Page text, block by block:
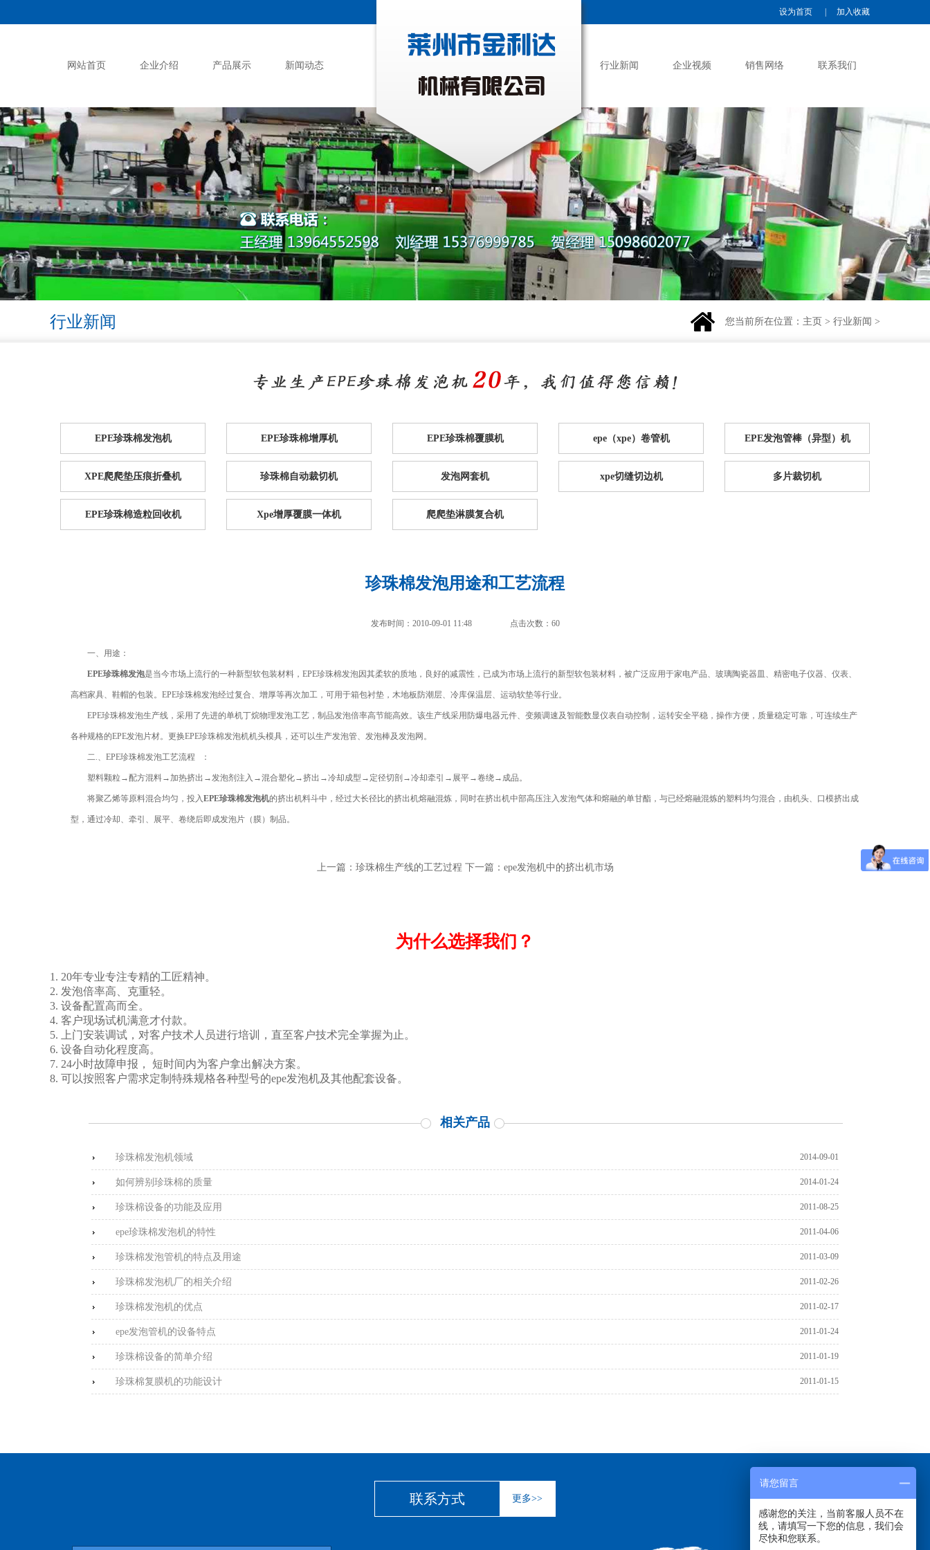
设为首页 加入收藏
网站首页 企业介绍 产品展示 新闻动态 行业新闻 企业视频 销售网络 联系我们
行业新闻 您当前所在位置： 主页 > 行业新闻 >
EPE珍珠棉发泡机 EPE珍珠棉增厚机 EPE珍珠棉覆膜机 epe（xpe）卷管机 EPE发泡管棒（异型）机
XPE爬爬垫压痕折叠机 珍珠棉自动裁切机 发泡网套机 xpe切缝切边机 多片裁切机
EPE珍珠棉造粒回收机 Xpe增厚覆膜一体机 爬爬垫淋膜复合机
珍珠棉发泡用途和工艺流程
发布时间：2010-09-01 11:48 点击次数：60
一、用途：
EPE珍珠棉发泡是当今市场上流行的一种新型软包装材料，EPE珍珠棉发泡因其柔软的质地，良好的减震性，已成为市场上流行的新型软包装材料，被广泛应用于家电产品、玻璃陶瓷器皿、精密电子仪器、仪表、
高档家具、鞋帽的包装。EPE珍珠棉发泡经过复合、增厚等再次加工，可用于箱包衬垫，木地板防潮层、冷库保温层、运动软垫等行业。
EPE珍珠棉发泡生产线，采用了先进的单机丁烷物理发泡工艺，制品发泡倍率高节能高效。该生产线采用防爆电器元件、变频调速及智能数显仪表自动控制，运转安全平稳，操作方便，质量稳定可靠，可连续生产
各种规格的EPE发泡片材。更换EPE珍珠棉发泡机机头模具，还可以生产发泡管、发泡棒及发泡网。
二.、EPE珍珠棉发泡工艺流程 ：
塑料颗粒→配方混料→加热挤出→发泡剂注入→混合塑化→挤出→冷却成型→定径切剖→冷却牵引→展平→卷绕→成品。
将聚乙烯等原料混合均匀，投入 EPE珍珠棉发泡机的挤出机料斗中，经过大长径比的挤出机熔融混炼，同时在挤出机中部高压注入发泡气体和熔融的单甘酯，与已经熔融混炼的塑料均匀混合，由机头、口模挤出成
型，通过冷却、牵引、展平、卷绕后即成发泡片（膜）制品。
上一篇： 珍珠棉生产线的工艺过程 下一篇： epe发泡机中的挤出机市场
为什么选择我们？
1. 20年专业专注专精的工匠精神。
2. 发泡倍率高、克重轻。
3. 设备配置高而全。
4. 客户现场试机满意才付款。
5. 上门安装调试，对客户技术人员进行培训，直至客户技术完全掌握为止。
6. 设备自动化程度高。
7. 24小时故障申报， 短时间内为客户拿出解决方案。
8. 可以按照客户需求定制特殊规格各种型号的epe发泡机及其他配套设备。
相关产品
2014-09-01
珍珠棉发泡机领域
2014-01-24
如何辨别珍珠棉的质量
2011-08-25
珍珠棉设备的功能及应用
2011-04-06
epe珍珠棉发泡机的特性
2011-03-09
珍珠棉发泡管机的特点及用途
2011-02-26
珍珠棉发泡机厂的相关介绍
2011-02-17
珍珠棉发泡机的优点
2011-01-24
epe发泡管机的设备特点
2011-01-19
珍珠棉设备的简单介绍
2011-01-15
珍珠棉复膜机的功能设计
联系方式 更多>>
请您留言
感谢您的关注，当前客服人员不在
线，请填写一下您的信息，我们会
尽快和您联系。